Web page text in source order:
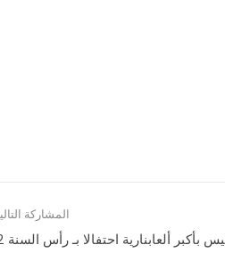
المشاركة
ألعابنارية احتفالا بـ رأس السنة 2022